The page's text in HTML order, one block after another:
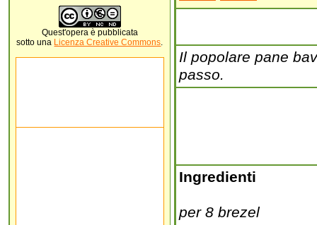
Quest'opera è pubblicata
sotto una Licenza Creative Commons.
Il popolare pane
passo.
Ingredienti
per 8 brezel